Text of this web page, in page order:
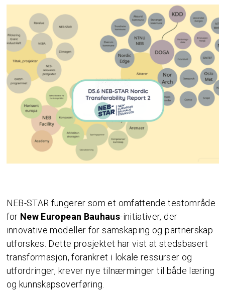
NEB-STAR fungerer som et omfattende testområde
for New European Bauhaus-initiativer, der
innovative modeller for samskaping og partnerskap
utforskes. Dette prosjektet har vist at stedsbasert
transformasjon, forankret i lokale ressurser og
utfordringer, krever nye tilnærminger til både læring
og kunnskapsoverføring.